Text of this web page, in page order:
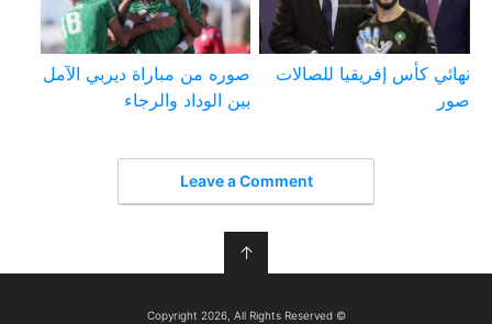
نهائي كأس إفريقيا للصالات
صور
صوره من مباراة ديربي الآمل
بين الوداد والرجاء
Leave a Comment
↑
© Copyright 2026, All Rights Reserved